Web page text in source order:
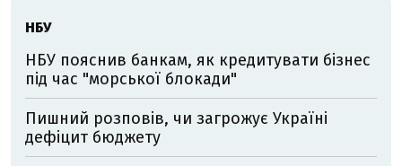
НБУ
НБУ пояснив банкам, як кредитувати бізнес
під час "морської блокади"
Пишний розповів, чи загрожує Україні
дефіцит бюджету